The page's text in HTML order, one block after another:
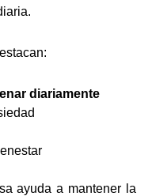
diariamente
ayuda a mantener la